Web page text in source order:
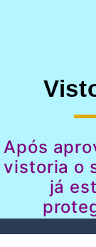
Após
vistoria o
já